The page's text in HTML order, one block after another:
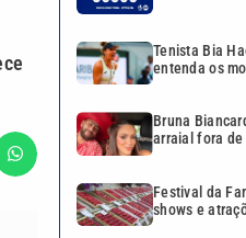
Tenista Bia
entenda os
Bruna
arraial fora de
Festival da
shows e